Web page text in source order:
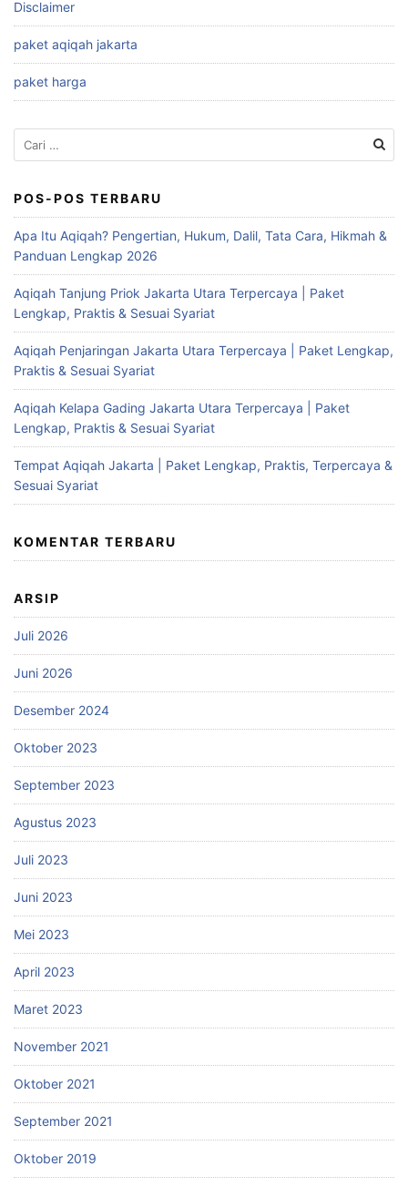
Disclaimer
paket aqiqah jakarta
paket harga
Cari
untuk:
POS-POS TERBARU
Apa Itu Aqiqah? Pengertian, Hukum, Dalil, Tata Cara, Hikmah &
Panduan Lengkap 2026
Aqiqah Tanjung Priok Jakarta Utara Terpercaya | Paket
Lengkap, Praktis & Sesuai Syariat
Aqiqah Penjaringan Jakarta Utara Terpercaya | Paket Lengkap,
Praktis & Sesuai Syariat
Aqiqah Kelapa Gading Jakarta Utara Terpercaya | Paket
Lengkap, Praktis & Sesuai Syariat
Tempat Aqiqah Jakarta | Paket Lengkap, Praktis, Terpercaya &
Sesuai Syariat
KOMENTAR TERBARU
ARSIP
Juli 2026
Juni 2026
Desember 2024
Oktober 2023
September 2023
Agustus 2023
Juli 2023
Juni 2023
Mei 2023
April 2023
Maret 2023
November 2021
Oktober 2021
September 2021
Oktober 2019